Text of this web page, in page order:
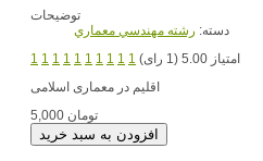
توضیحات
دسته: رشته مهندسي معماري
1 1 1 1 1 1 1 1 1 1
امتیاز 5.00 (1 رای)
5,000 تومان